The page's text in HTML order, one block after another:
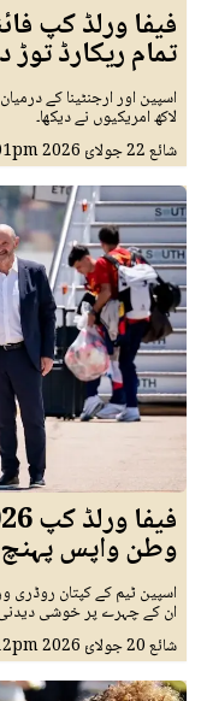
فیفا ورلڈ کپ
تمام ریکارڈ توڑ
لاکھ امریکیوں نے دیکھا۔
شائع22 جولائ 2026
وطن واپس پہنچ
اسپین ٹیم کے کپتان روڈری
ان کے چہرے پر خوشی
شائع20 جولائ 2026